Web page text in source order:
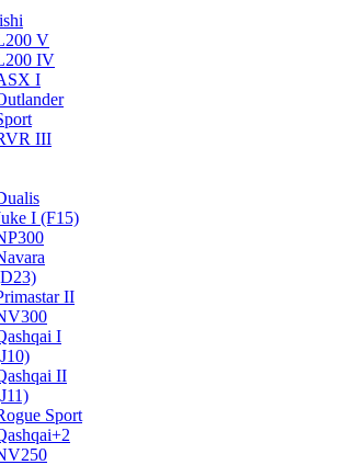
V
IV
I
III
I (F15)
II
I
II
Sport